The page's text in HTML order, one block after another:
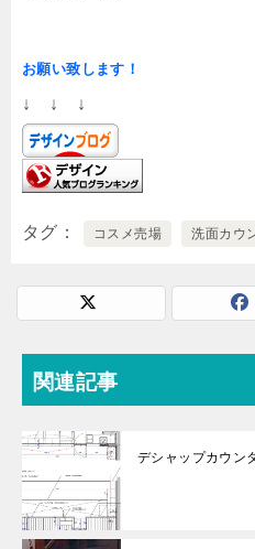
お願い致します！
↓ ↓ ↓
タグ コスメ売場 洗面カウ
関連記事
デシャップカウン